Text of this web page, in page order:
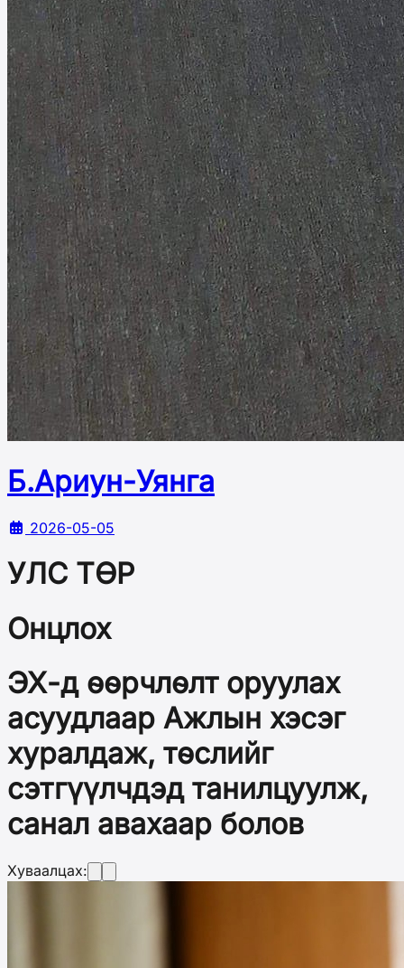
Б.Ариун-Уянга
2026-05-05
УЛС ТӨР
Онцлох
ЭХ-д өөрчлөлт оруулах
асуудлаар Ажлын хэсэг
хуралдаж, төслийг
сэтгүүлчдэд танилцуулж,
санал авахаар болов
Хуваалцах: